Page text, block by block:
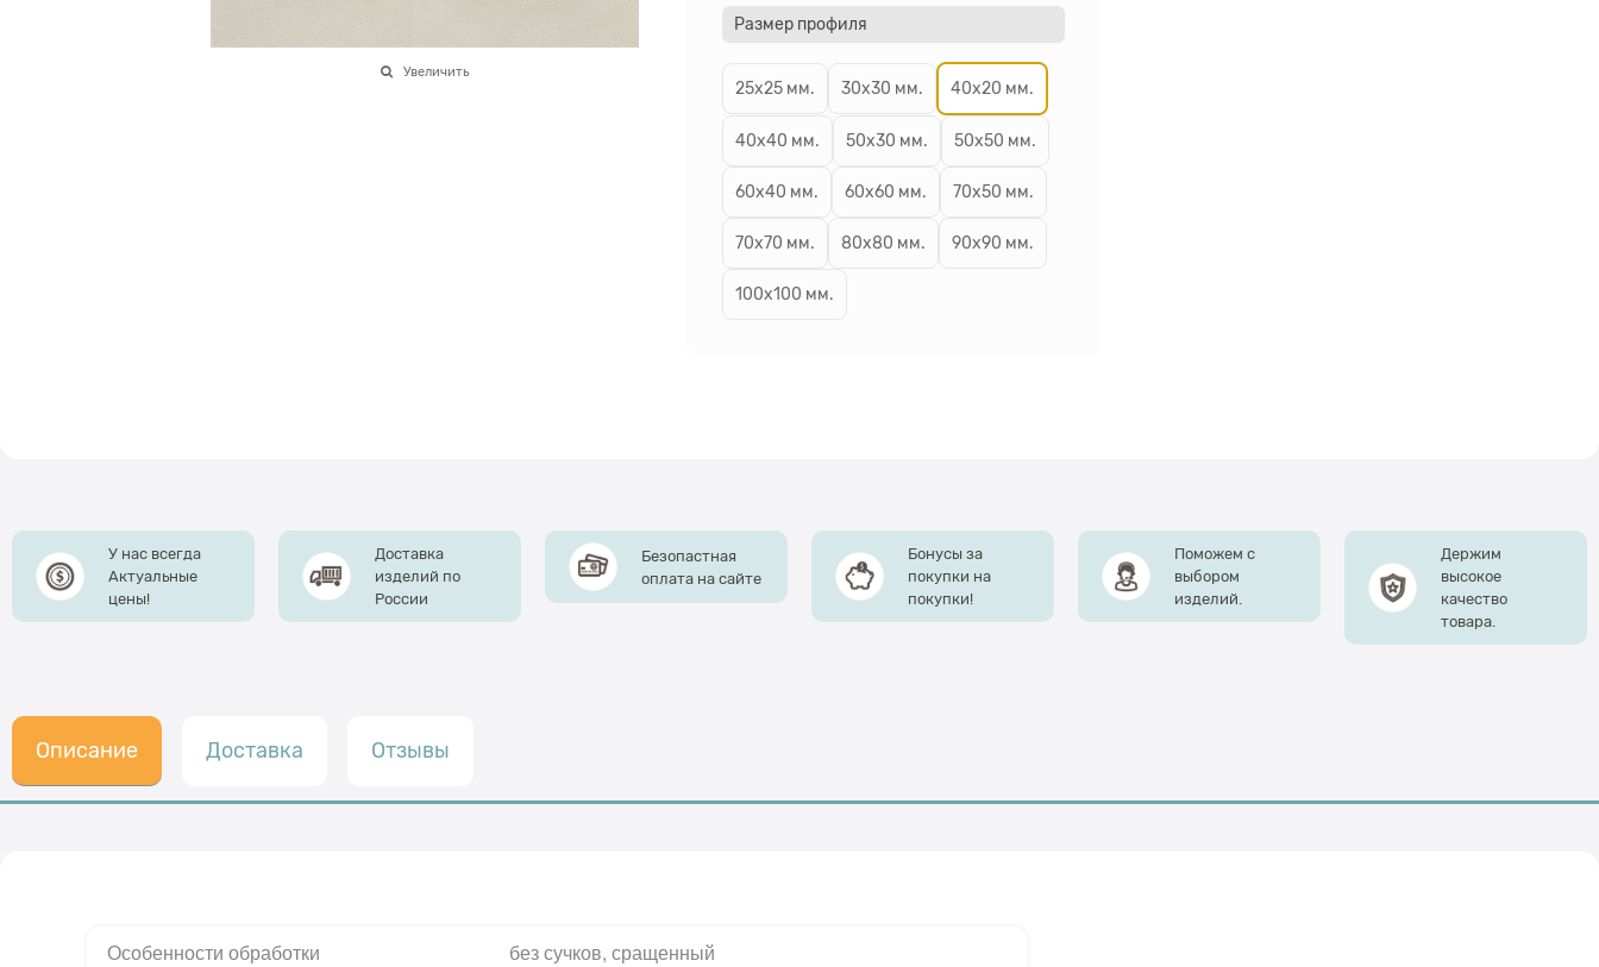
Увеличить
Размер профиля
25х25 мм. 30х30 мм. 40х20 мм.
40х40 мм. 50х30 мм. 50х50 мм.
60х40 мм. 60х60 мм. 70х50 мм.
70х70 мм. 80х80 мм. 90х90 мм.
100х100 мм.
У нас всегда
Актуальные
цены!
Доставка
изделий по
России
Безопастная
оплата на сайте
Бонусы за
покупки на
покупки!
Поможем с
выбором
изделий.
Держим
высокое
качество
товара.
Описание Доставка Отзывы
Особенности обработки
без сучков, сращенный